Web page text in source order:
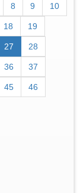
8 9 10
18 19
27 28
36 37
45 46